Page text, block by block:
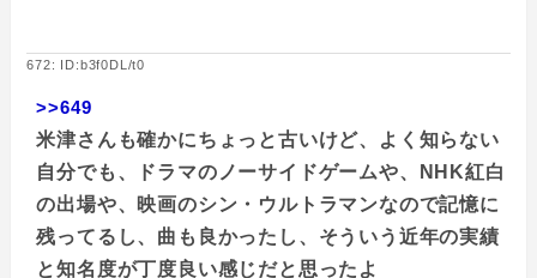
672: ID:b3f0DL/t0
>>649
米津さんも確かにちょっと古いけど、よく知らない
自分でも、ドラマのノーサイドゲームや、NHK紅白
の出場や、映画のシン・ウルトラマンなので記憶に
残ってるし、曲も良かったし、そういう近年の実績
と知名度が丁度良い感じだと思ったよ